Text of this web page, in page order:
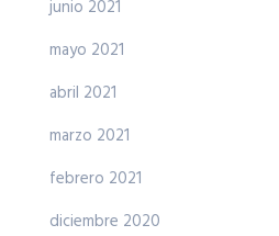
junio 2021
mayo 2021
abril 2021
marzo 2021
febrero 2021
diciembre 2020